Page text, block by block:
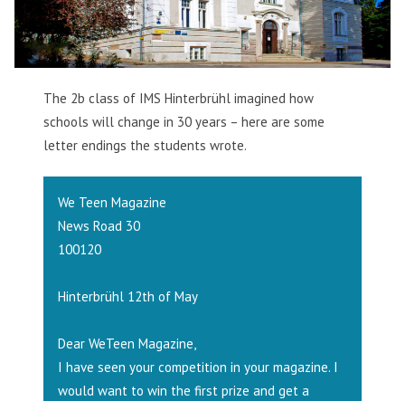
The 2b class of IMS Hinterbrühl imagined how
schools will change in 30 years – here are some
letter endings the students wrote.
We Teen Magazine
News Road 30
100120
Hinterbrühl 12th of May
Dear WeTeen Magazine,
I have seen your competition in your magazine. I
would want to win the first prize and get a